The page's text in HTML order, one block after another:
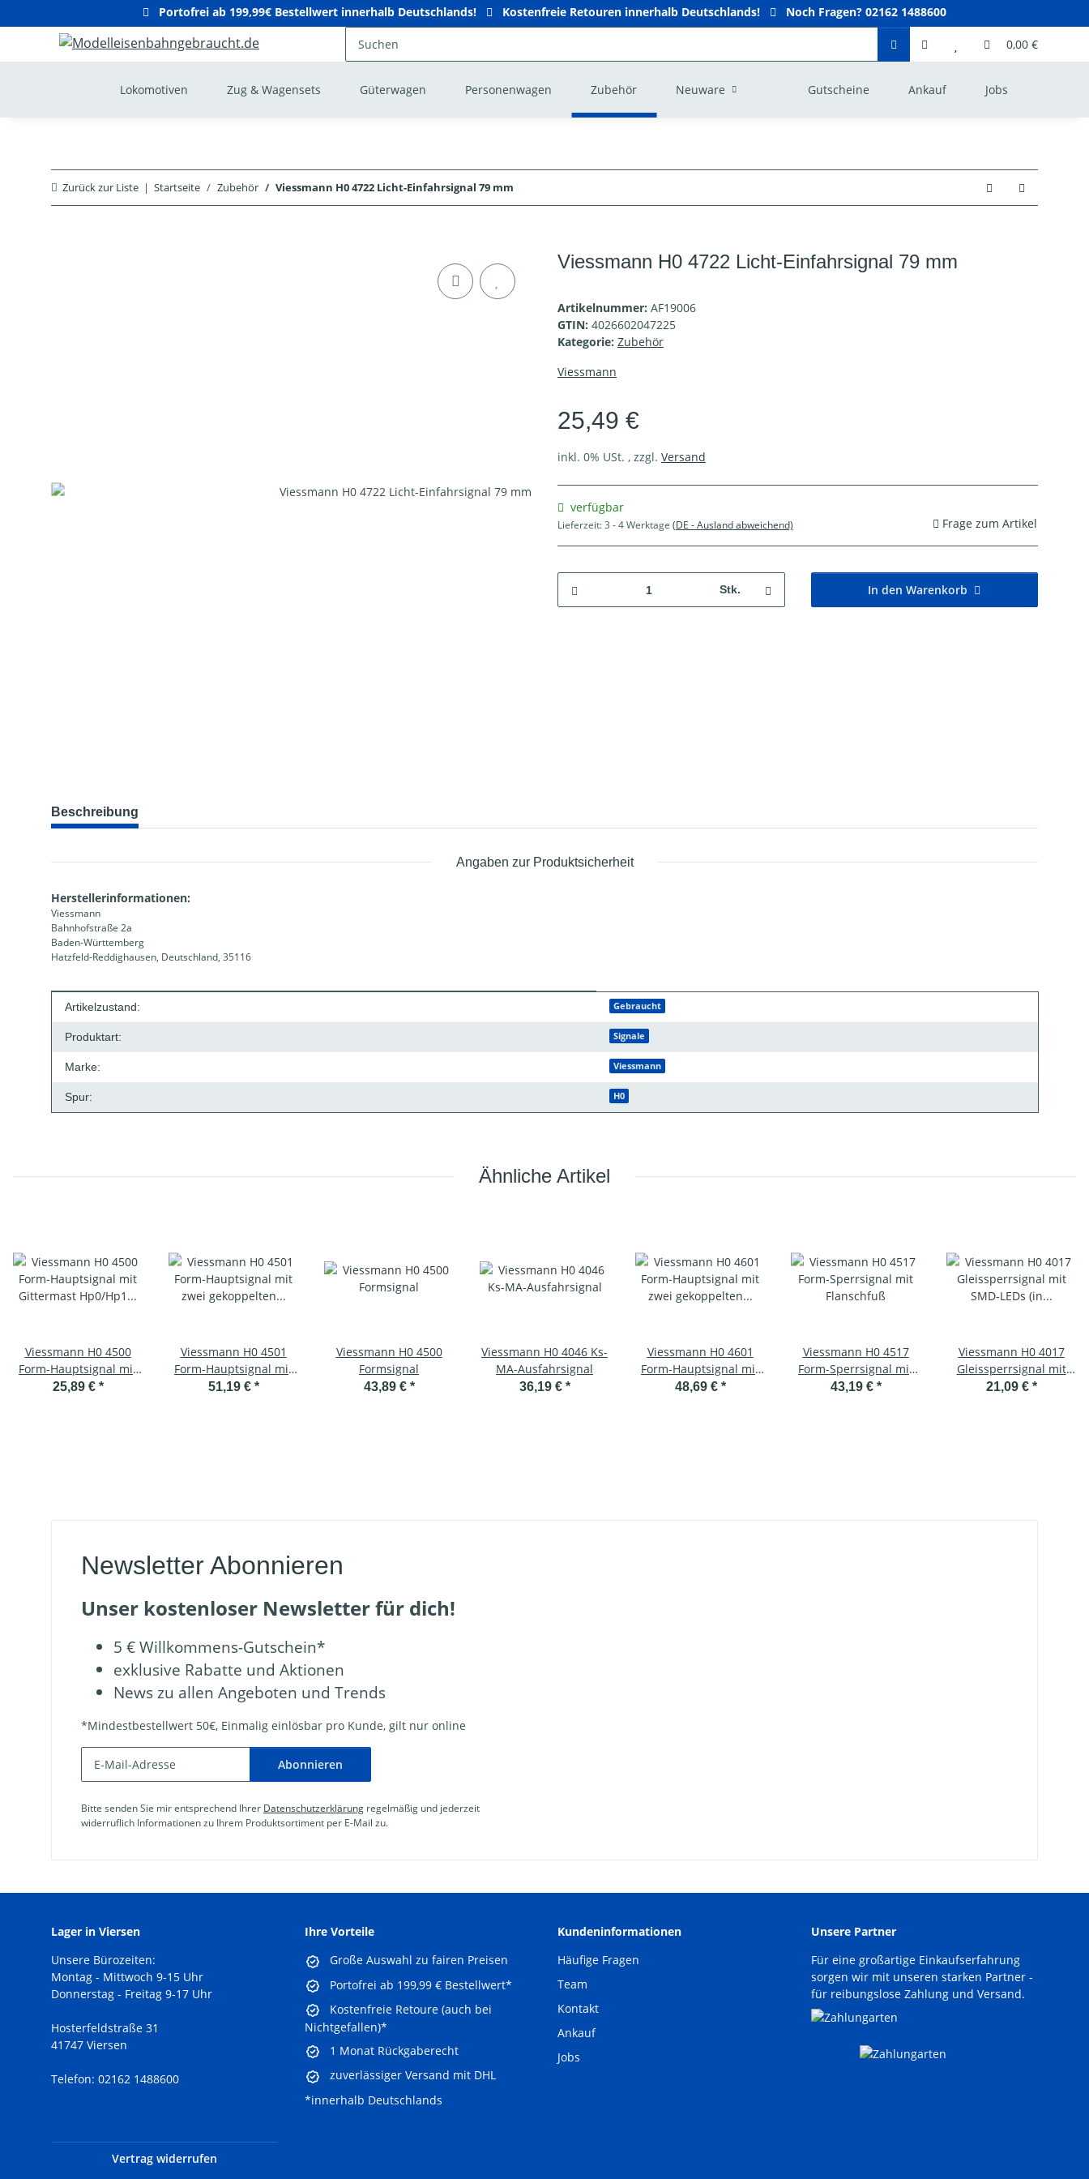
Portofrei ab 199,99€ Bestellwert innerhalb Deutschlands! Kostenfreie Retouren innerhalb Deutschlands! Noch Fragen? 02162 1488600
0,00 €
Lokomotiven Zug & Wagensets Güterwagen Personenwagen Zubehör Neuware Gutscheine Ankauf Jobs
Zurück zur Liste Startseite Zubehör Viessmann H0 4722 Licht-Einfahrsignal 79 mm
Viessmann H0 4722 Licht-Einfahrsignal 79 mm
Artikelnummer: AF19006
GTIN: 4026602047225
Kategorie: Zubehör
Viessmann
25,49 €
inkl. 0% USt. , zzgl. Versand
verfügbar
Lieferzeit:3 - 4 Werktage (DE - Ausland abweichend) Frage zum Artikel
Stk. In den Warenkorb
weitere Registerkarten anzeigen
Beschreibung
Angaben zur Produktsicherheit
Herstellerinformationen:
Viessmann
Bahnhofstraße 2a
Baden-Württemberg
Hatzfeld-Reddighausen, Deutschland, 35116
Produkteigenschaft
Wert
Artikelzustand: Gebraucht
Produktart: Signale
Marke: Viessmann
Spur: H0
Ähnliche Artikel
Viessmann H0 4500
Form-Hauptsignal mit
Gittermast Hp0/Hp1
25,89 € *
Viessmann H0 4501
Form-Hauptsignal mit
zwei gekoppelten
51,19 € *
Viessmann H0 4500
Formsignal
43,89 € *
Viessmann H0 4046 Ks-
MA-Ausfahrsignal
36,19 € *
Viessmann H0 4601
Form-Hauptsignal mit
zwei gekoppelten
48,69 € *
Viessmann H0 4517
Form-Sperrsignal mit
Flanschfuß
43,19 € *
Viessmann H0 4017
Gleissperrsignal mit
SMD-LEDs (in Acrylbox)
21,09 € *
Newsletter Abonnieren
Unser kostenloser Newsletter für dich!
5 € Willkommens-Gutschein*
exklusive Rabatte und Aktionen
News zu allen Angeboten und Trends
*Mindestbestellwert 50€, Einmalig einlösbar pro Kunde, gilt nur online
Abonnieren
Bitte senden Sie mir entsprechend Ihrer Datenschutzerklärung regelmäßig und jederzeit
widerruflich Informationen zu Ihrem Produktsortiment per E-Mail zu.
Lager in Viersen
Unsere Bürozeiten:
Montag - Mittwoch 9-15 Uhr
Donnerstag - Freitag 9-17 Uhr
Hosterfeldstraße 31
41747 Viersen
Telefon: 02162 1488600
Ihre Vorteile
Große Auswahl zu fairen Preisen
Portofrei ab 199,99 € Bestellwert*
Kostenfreie Retoure (auch bei
Nichtgefallen)*
1 Monat Rückgaberecht
zuverlässiger Versand mit DHL
*innerhalb Deutschlands
Kundeninformationen
Häufige Fragen
Team
Kontakt
Ankauf
Jobs
Unsere Partner
Für eine großartige Einkaufserfahrung
sorgen wir mit unseren starken Partner -
für reibungslose Zahlung und Versand.
Vertrag widerrufen